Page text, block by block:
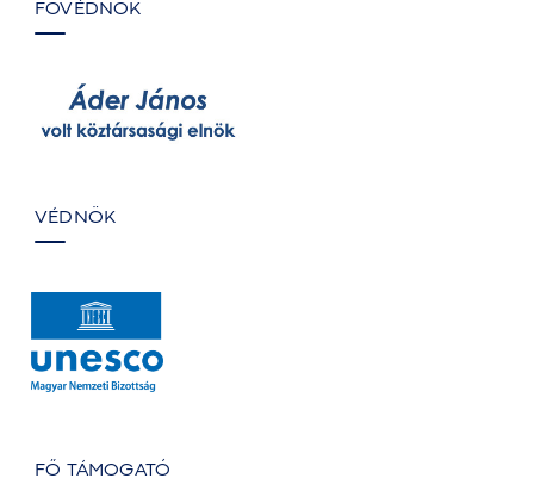
FŐVÉDNÖK
VÉDNÖK
FŐ TÁMOGATÓ